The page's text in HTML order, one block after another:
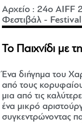
Αρχείο :24o AIFF
Φεστιβάλ -
Το Παιχνίδι με
Ένα διήγημα του
από τους
μια από τις
ένα μικρό
συγκεντρώνοντας